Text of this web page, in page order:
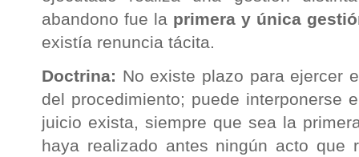
abandono fue la primera y única
existía renuncia tácita.
Doctrina: No existe plazo para ejercer
del procedimiento; puede interponerse
juicio exista, siempre que sea la
haya realizado antes ningún acto que